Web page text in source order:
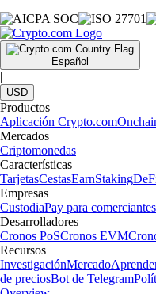
Español
|
USD
Productos
Aplicación Crypto.com
Mercados
Criptomonedas
Características
TarjetasCestasEarnStaking
Empresas
CustodiaPay para comerciantes
Desarrolladores
Cronos PoSCronos EVM
Recursos
InvestigaciónMercado
de preciosBot de Telegram